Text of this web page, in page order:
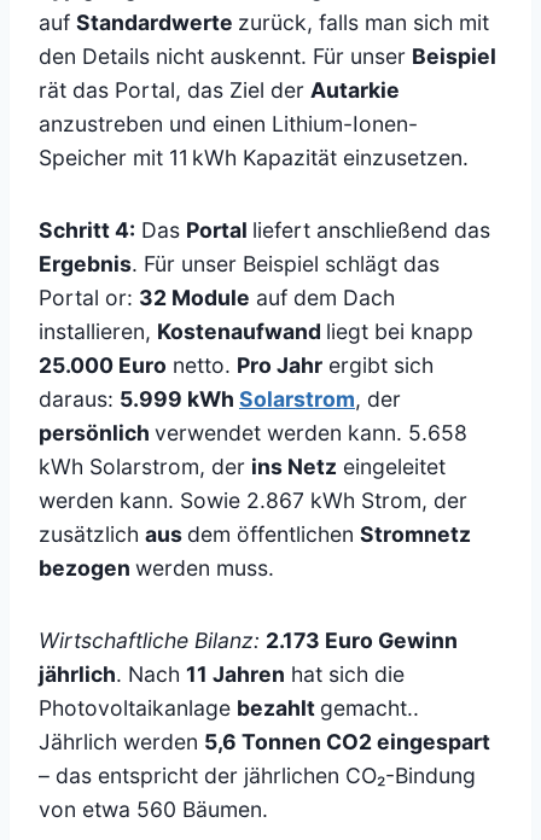
auf Standardwerte zurück, falls man sich mit
den Details nicht auskennt. Für unser Beispiel
rät das Portal, das Ziel der Autarkie
anzustreben und einen Lithium-Ionen-
Speicher mit 11 kWh Kapazität einzusetzen.
Schritt 4: Das Portal liefert anschließend das
Ergebnis. Für unser Beispiel schlägt das
Portal or: 32 Module auf dem Dach
installieren, Kostenaufwand liegt bei knapp
25.000 Euro netto. Pro Jahr ergibt sich
daraus: 5.999 kWh Solarstrom, der
persönlich verwendet werden kann. 5.658
kWh Solarstrom, der ins Netz eingeleitet
werden kann. Sowie 2.867 kWh Strom, der
zusätzlich aus dem öffentlichen Stromnetz
bezogen werden muss.
Wirtschaftliche Bilanz: 2.173 Euro Gewinn
jährlich. Nach 11 Jahren hat sich die
Photovoltaikanlage bezahlt gemacht..
Jährlich werden 5,6 Tonnen CO2 eingespart
– das entspricht der jährlichen CO₂-Bindung
von etwa 560 Bäumen.